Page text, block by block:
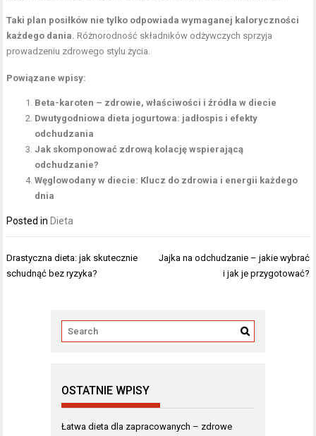
Taki plan posiłków nie tylko odpowiada wymaganej kaloryczności
każdego dania. Różnorodność składników odżywczych sprzyja
prowadzeniu zdrowego stylu życia.
Powiązane wpisy:
Beta-karoten – zdrowie, właściwości i źródła w diecie
Dwutygodniowa dieta jogurtowa: jadłospis i efekty
odchudzania
Jak skomponować zdrową kolację wspierającą
odchudzanie?
Węglowodany w diecie: Klucz do zdrowia i energii każdego
dnia
Posted in Dieta
Nawigacja
wpisu
Drastyczna dieta: jak skutecznie
schudnąć bez ryzyka?
Jajka na odchudzanie – jakie wybrać
i jak je przygotować?
OSTATNIE WPISY
Łatwa dieta dla zapracowanych – zdrowe